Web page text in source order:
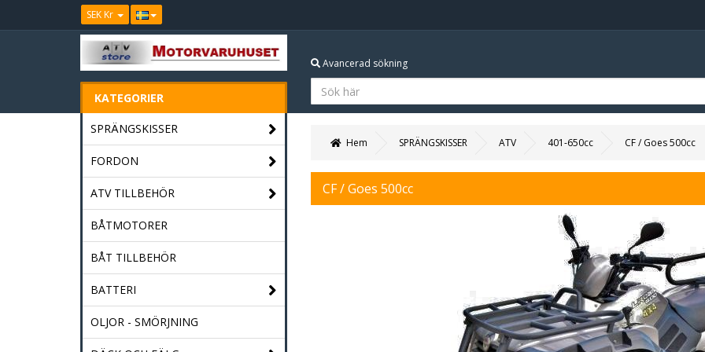
SEK Kr
KATEGORIER
Avancerad sökning
SPRÄNGSKISSER
FORDON
ATV TILLBEHÖR
BÅTMOTORER
BÅT TILLBEHÖR
BATTERI
OLJOR - SMÖRJNING
Hem SPRÄNGSKISSER ATV 401-650cc CF / Goes 500cc
CF / Goes 500cc